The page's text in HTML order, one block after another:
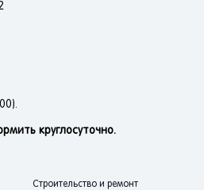
круглосуточно.
Строительство и ремонт